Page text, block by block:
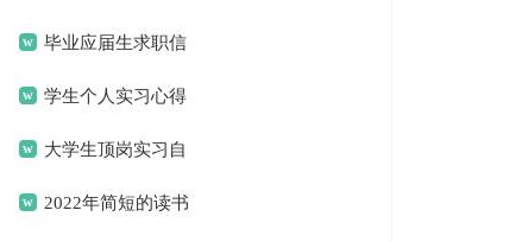
案 毕业应届生求职信
13篇学生个人实习心得
体会大学生顶岗实习自
我总结2022年简短的读书